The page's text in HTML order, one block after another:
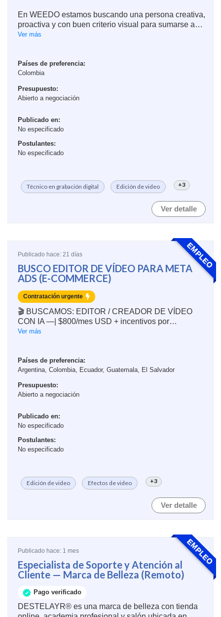
En WEEDO estamos buscando una persona creativa,
proactiva y con buen criterio visual para sumarse a
nuestros proyectos de moda, música y
Buscamos alguien que no solo sepa operar una
cámara o editar videos, sino que también pueda pro...
Ver más
Países de preferencia:
Colombia
Presupuesto:
Abierto a negociación
Publicado en:
No especificado
Postulantes:
No especificado
Técnico en grabación digital Edición de video +3
Ver detalle
EMPLEO
Publicado hace: 21 días
BUSCO EDITOR DE VÍDEO PARA META
ADS (E-COMMERCE)
Contratación urgente
🎬 BUSCAMOS: EDITOR / CREADOR DE VÍDEO
CON IA —| $800/mes USD + incentivos por
resultados +$800-$1500
real en Meta Ads y anuncios ganadores ya en el
mercado. Mercado hispanohablante (España).
EL ROL
Ver más
Países de preferencia:
Argentina, Colombia, Ecuador, Guatemala, El Salvador
Presupuesto:
Abierto a negociación
Publicado en:
No especificado
Postulantes:
No especificado
Edición de video Efectos de video +3
Ver detalle
EMPLEO
Publicado hace: 1 mes
Especialista de Soporte y Atención al
Cliente — Marca de Belleza (Remoto)
Pago verificado
DESTELAYR® es una marca de belleza con tienda